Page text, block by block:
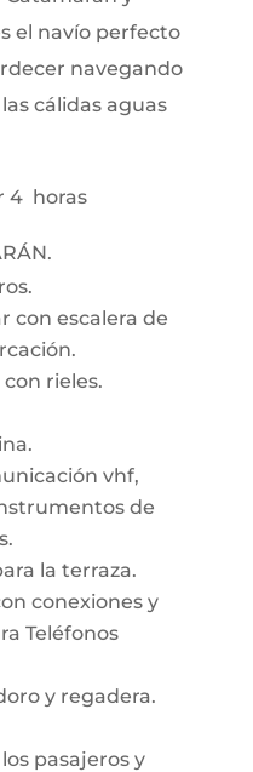
el navío perfecto
navegando
cálidas aguas
4 horas
con escalera de
rieles.
vhf,
de
la terraza.
conexiones y
Teléfonos
y regadera.
pasajeros y